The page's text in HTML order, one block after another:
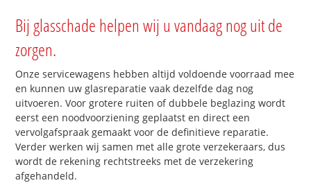
Bij glasschade helpen wij u vandaag nog uit de
zorgen.
Onze servicewagens hebben altijd voldoende voorraad mee
en kunnen uw glasreparatie vaak dezelfde dag nog
uitvoeren. Voor grotere ruiten of dubbele beglazing wordt
eerst een noodvoorziening geplaatst en direct een
vervolgafspraak gemaakt voor de definitieve reparatie.
Verder werken wij samen met alle grote verzekeraars, dus
wordt de rekening rechtstreeks met de verzekering
afgehandeld.